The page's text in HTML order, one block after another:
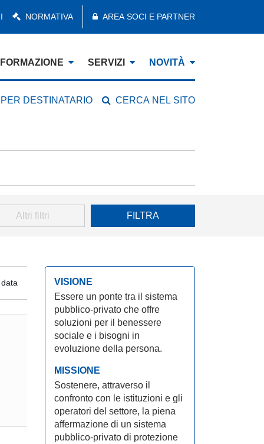
NORMATIVA AREA SOCI E PARTNER
FORMAZIONE SERVIZI NOVITÀ
DESTINATARIO CERCA NEL SITO
Altri filtri FILTRA
VISIONE
Essere un ponte tra il sistema
pubblico-privato che offre
soluzioni per il benessere
sociale e i bisogni in
evoluzione della persona.
MISSIONE
Sostenere, attraverso il
confronto con le istituzioni e gli
operatori del settore, la piena
affermazione di un sistema
pubblico-privato di protezione